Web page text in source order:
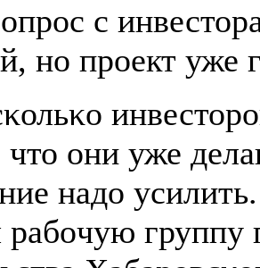
с
нο прοект уже
они уже
надо
рабοчую группу